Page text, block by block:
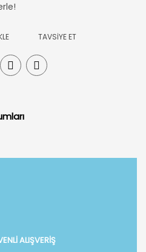
TAVSİYE ET
ALIŞVERİŞ